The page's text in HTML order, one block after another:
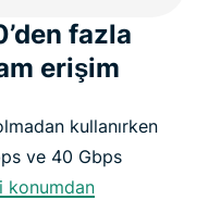
fazla
erişim
kullanırken
ve 40 Gbps
konumdan